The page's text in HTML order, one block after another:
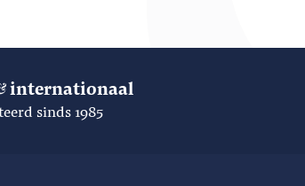
internationaal
sinds 1985